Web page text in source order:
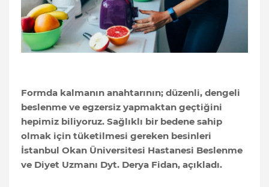
Formda kalmanın anahtarının; düzenli, dengeli
beslenme ve egzersiz yapmaktan geçtiğini
hepimiz biliyoruz. Sağlıklı bir bedene sahip
olmak için tüketilmesi gereken besinleri
İstanbul Okan Üniversitesi Hastanesi Beslenme
ve Diyet Uzmanı Dyt. Derya Fidan, açıkladı.